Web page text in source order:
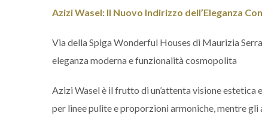
Azizi Wasel: Il Nuovo Indirizzo dell’Eleganza
Via della Spiga Wonderful Houses di Maurizia
eleganza moderna e funzionalità cosmopolita
Azizi Wasel è il frutto di un’attenta visione
per linee pulite e proporzioni armoniche, mentre